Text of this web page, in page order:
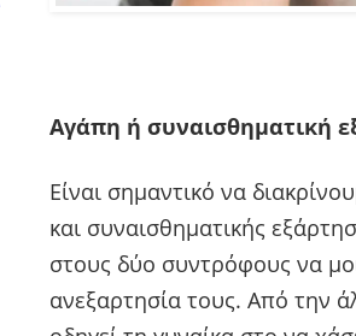
Αγάπη ή συναισθηματική
Είναι σημαντικό να
και συναισθηματικής
στους δύο συντρόφους να
ανεξαρτησία τους. Από την